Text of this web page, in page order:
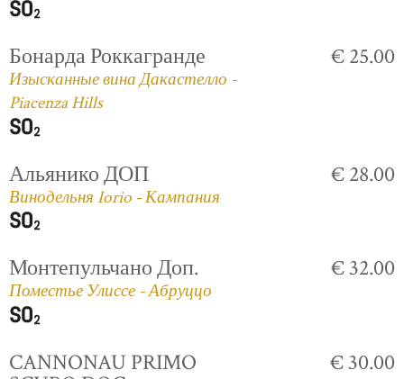
Бонарда Роккагранде
Изысканные вина Дакастелло -
Piacenza Hills
€ 25.00
Альянико ДОП
Винодельня Iorio - Кампания
€ 28.00
Монтепульчано Доп.
Поместье Улиссе - Абруццо
€ 32.00
CANNONAU PRIMO € 30.00